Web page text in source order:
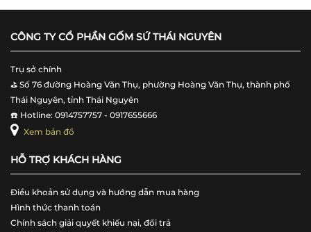
CÔNG TY CỔ PHẦN GỐM SỨ THÁI NGUYÊN
Trụ sở chính
⛳️ Số 76 đường Hoàng Văn Thụ, phường Hoàng Văn Thụ, thành phố
Thái Nguyên, tỉnh Thái Nguyên
☎️ Hotline: 0914757757 - 0917655666
Xem bản đồ
HỖ TRỢ KHÁCH HÀNG
Điều khoản sử dụng và hướng dẫn mua hàng
Hình thức thanh toán
Chính sách giải quyết khiếu nại, đổi trả